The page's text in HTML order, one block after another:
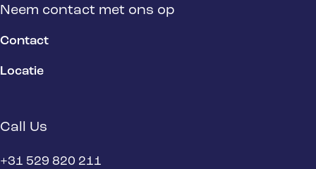
Neem contact met ons op
Contact
Locatie
Call Us
+31 529 820 211